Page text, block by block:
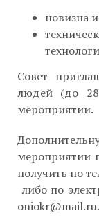
новизна
Совет
людей (до
мероприятии.
мероприятии
получить по
либо по
oniokr@mail.ru.